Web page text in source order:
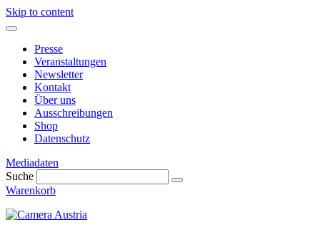
Skip to content
Presse
Veranstaltungen
Newsletter
Kontakt
Über uns
Ausschreibungen
Shop
Datenschutz
Mediadaten
Suche
Warenkorb